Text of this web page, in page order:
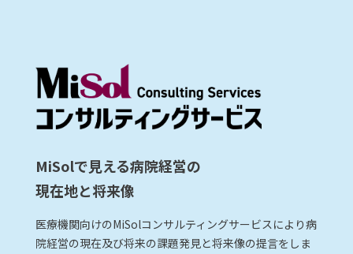
MiSolで見える病院経営の
現在地と将来像
医療機関向けのMiSolコンサルティングサービスにより病
院経営の現在及び将来の課題発見と将来像の提言をしま